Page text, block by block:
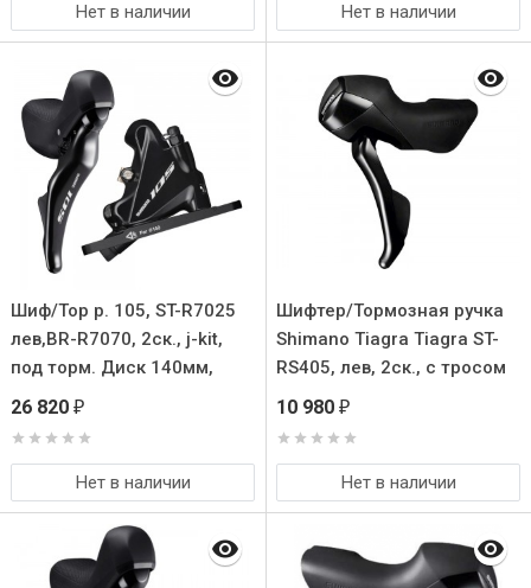
Нет в наличии Нет в наличии
Шиф/Тор р. 105, ST-R7025
лев,BR-R7070, 2ск., j-kit,
под торм. Диск 140мм,
полимерн. Колодк с
26 820 ₽
Нет в наличии
Шифтер/Тормозная ручка
Shimano Tiagra Tiagra ST-
RS405, лев, 2ск., c тросом
перекл., цв. Темно-серый
10 980 ₽
Нет в наличии